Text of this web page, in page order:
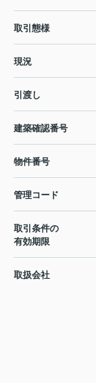
取引態様
現況
引渡し
建築確認番号
物件番号
管理コード
取引条件の
有効期限
取扱会社